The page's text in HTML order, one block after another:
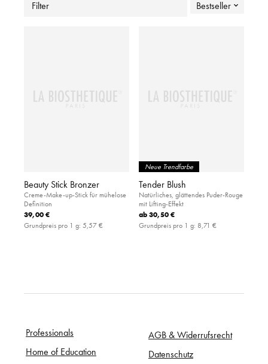
Filter Bestseller
Beauty Stick Bronzer
Creme-Make-up-Stick für mühelose
Definition
39,00 €
Grundpreis pro 1 g: 5,57 €
Neue Trendfarbe
Tender Blush
Natürliches, glättendes Puder-Rouge
mit Lifting-Effekt
ab30,50 €
Grundpreis pro 1 g: 8,71 €
Professionals
Home of Education
AGB & Widerrufsrecht
Datenschutz